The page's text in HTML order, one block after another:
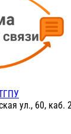
ул., 60, каб.